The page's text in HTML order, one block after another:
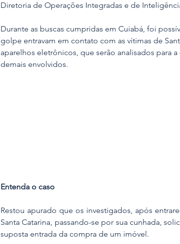
Diretoria de Operações Integradas e de
Durante as buscas cumpridas em Cuiabá, foi
golpe entravam em contato com as vítimas de
aparelhos eletrônicos, que serão analisados para
demais envolvidos.
Entenda o caso
Restou apurado que os investigados, após
Santa Catarina, passando-se por sua cunhada,
suposta entrada da compra de um imóvel.